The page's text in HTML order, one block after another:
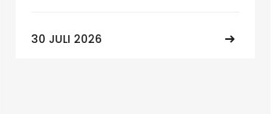
30 JULI 2026